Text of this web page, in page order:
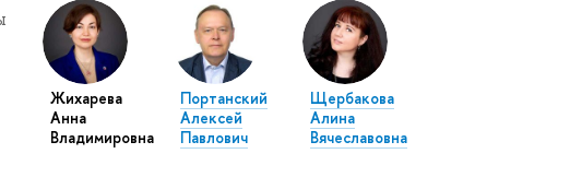
Жихарева
Анна
Владимировна
Портанский
Алексей
Павлович
Щербакова
Алина
Вячеславовна